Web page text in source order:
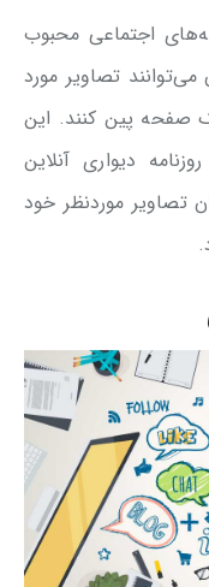
اجتماعی محبوب
تصاویر مورد
صفحه پین کنند. این
دیواری آنلاین
تصاویر موردنظر خود